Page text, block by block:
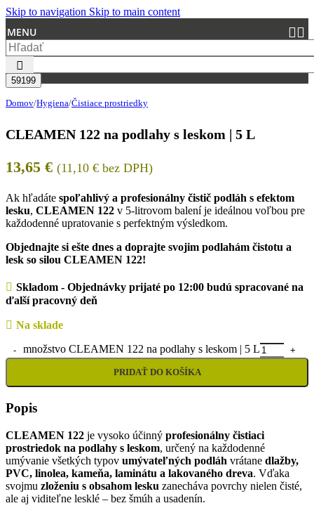
Skip to navigation Skip to main content
MENU
Domov/Hygiena/Čistiace prostriedky
CLEAMEN 122 na podlahy s leskom | 5 L
13,65 € (11,10 € bez DPH)
Ak hľadáte spoľahlivý a profesionálny čistič podláh s efektom
lesku, CLEAMEN 122 v 5-litrovom balení je ideálnou voľbou pre
každodenné upratovanie s perfektným výsledkom.
Objednajte si ešte dnes a doprajte svojim podlahám čistotu a
lesk so silou CLEAMEN 122!
Skladom - Objednávky prijaté po 12:00 budú spracované na
ďalší pracovný deň
Na sklade
množstvo CLEAMEN 122 na podlahy s leskom | 5 L
PRIDAŤ DO KOŠÍKA
Popis
CLEAMEN 122 je vysoko účinný profesionálny čistiaci
prostriedok na podlahy s leskom, určený na každodenné
umývanie všetkých typov umývateľných podláh vrátane dlažby,
PVC, linolea, kameňa, laminátu a lakovaného dreva. Vďaka
svojmu zloženiu s obsahom lesku zanecháva povrchy nielen čisté,
ale aj viditeľne lesklé – bez šmúh a usadenín.